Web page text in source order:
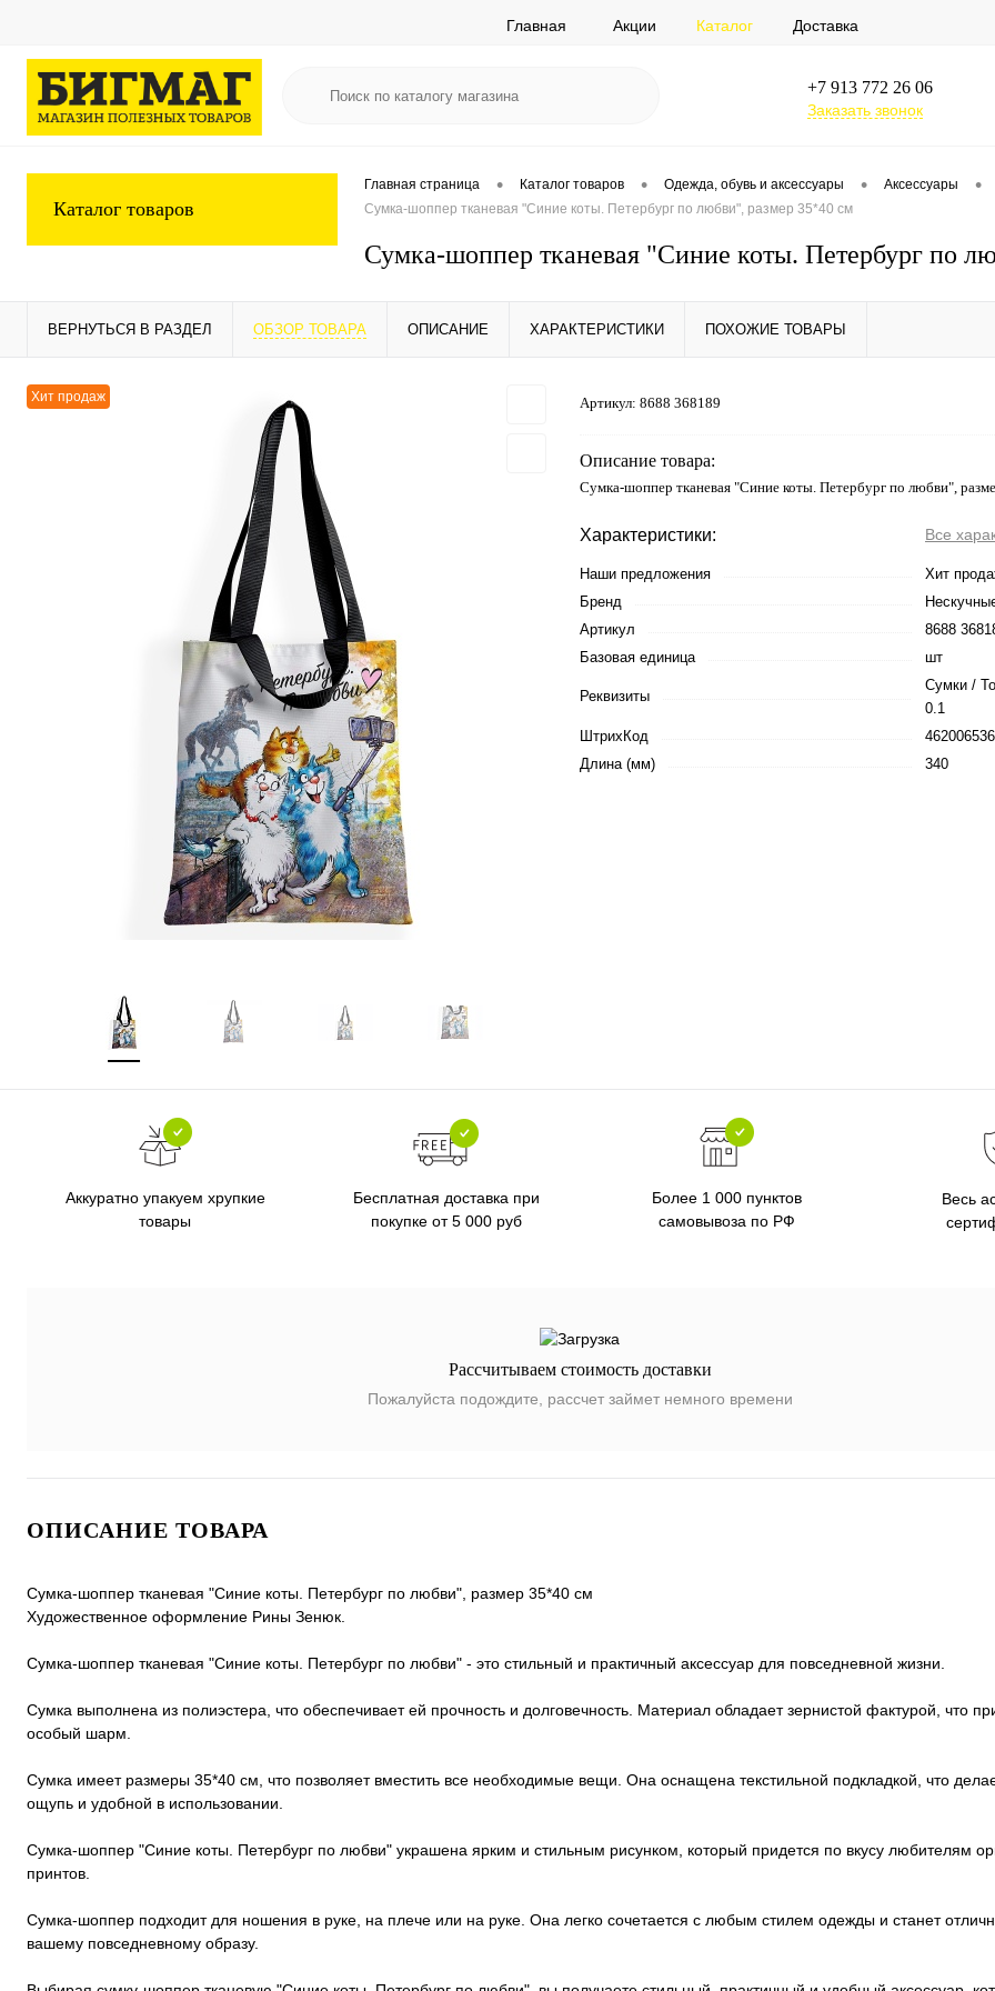
Главная Акции Каталог Доставка
+7 913 772 26 06
Заказать звонок
Каталог товаров
Главная страница • Каталог товаров • Одежда, обувь и аксессуары • Аксессуары •
Сумка-шоппер тканевая "Синие коты. Петербург по любви", размер 35*40 см
Сумка-шоппер тканевая "Синие коты. Петербург по
ВЕРНУТЬСЯ В РАЗДЕЛ ОБЗОР ТОВАРА ОПИСАНИЕ ХАРАКТЕРИСТИКИ ПОХОЖИЕ ТОВАРЫ
Хит продаж Артикул: 8688 368189
Описание товара:
Сумка-шоппер тканевая "Синие коты. Петербург по любви",
Характеристики: Все
Наши предложения
Хит
Бренд
Артикул
8688
Базовая единица
шт
Реквизиты
Сумки /
0.1
ШтрихКод
Длина (мм)
340
Аккуратно упакуем хрупкие
товары
Бесплатная доставка при
покупке от 5 000 руб
Более 1 000 пунктов
самовывоза по РФ
Весь
Рассчитываем стоимость доставки
Пожалуйста подождите, рассчет займет немного времени
ОПИСАНИЕ ТОВАРА
Сумка-шоппер тканевая "Синие коты. Петербург по любви", размер 35*40 см
Художественное оформление Рины Зенюк.
Сумка-шоппер тканевая "Синие коты. Петербург по любви" - это стильный и практичный аксессуар для повседневной жизни.
Сумка выполнена из полиэстера, что обеспечивает ей прочность и долговечность. Материал обладает зернистой фактурой, что
особый шарм.
Сумка имеет размеры 35*40 см, что позволяет вместить все необходимые вещи. Она оснащена текстильной подкладкой, что
ощупь и удобной в использовании.
Сумка-шоппер "Синие коты. Петербург по любви" украшена ярким и стильным рисунком, который придется по вкусу любителям
принтов.
Сумка-шоппер подходит для ношения в руке, на плече или на руке. Она легко сочетается с любым стилем одежды и станет
вашему повседневному образу.